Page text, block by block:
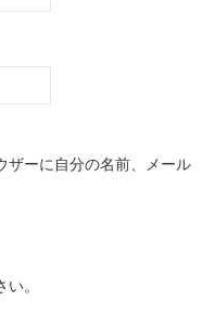
ザーに自分の名前、メール
。